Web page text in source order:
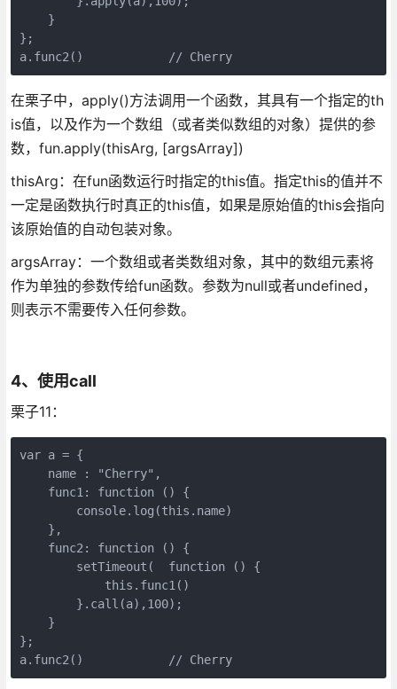
    }
};
a.func2()            // Cherry
在栗子中，apply()方法调用一个函数，其具有一个指定的th
is值，以及作为一个数组（或者类似数组的对象）提供的参
数，fun.apply(thisArg, [argsArray])
thisArg：在fun函数运行时指定的this值。指定this的值并不
一定是函数执行时真正的this值，如果是原始值的this会指向
该原始值的自动包装对象。
argsArray：一个数组或者类数组对象，其中的数组元素将
作为单独的参数传给fun函数。参数为null或者undefined，
则表示不需要传入任何参数。
4、使用call
栗子11：
var a = {
    name : "Cherry",
    func1: function () {
        console.log(this.name)
    },
    func2: function () {
        setTimeout(  function () {
            this.func1()
        }.call(a),100);
    }
};
a.func2()            // Cherry